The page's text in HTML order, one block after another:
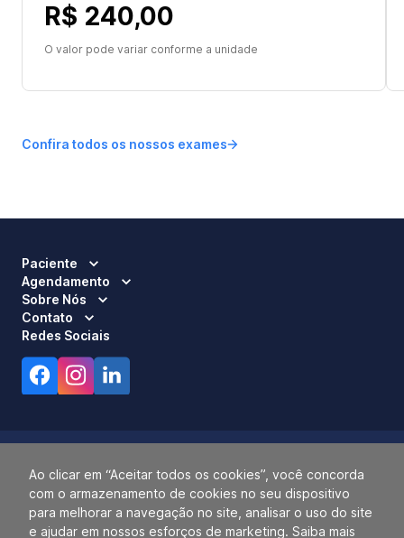
Ao clicar em “Aceitar todos os cookies”, você concorda
com o armazenamento de cookies no seu dispositivo
para melhorar a navegação no site, analisar o uso do site
e ajudar em nossos esforços de marketing. Saiba mais
R$ 240,00
O valor pode variar conforme a unidade
Confira todos os nossos exames
Paciente
Agendamento
Sobre Nós
Contato
Redes Sociais
Responsável Técnico:
Dra. Luci Mara Barbiero – CRM 120.433/SP
2026 ALLIANÇA. TODOS OS DIREITOS RESERVADOS.
14.055.768/0001-77.